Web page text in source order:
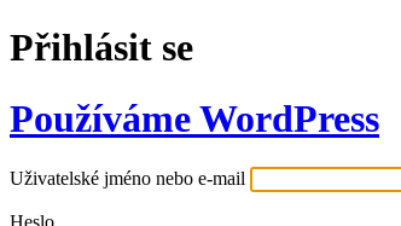
Přihlásit se
Používáme WordPress
Uživatelské jméno nebo e-mail